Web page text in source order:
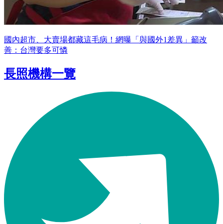
國內超市、大賣場都藏這毛病！網曝「與國外1差異」籲改
善：台灣要多可憐
長照機構一覽